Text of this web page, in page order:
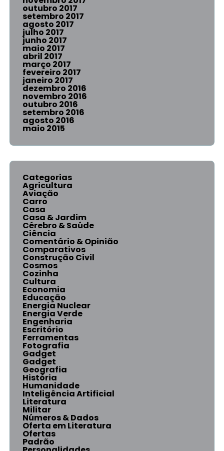
outubro 2017
setembro 2017
agosto 2017
julho 2017
junho 2017
maio 2017
abril 2017
março 2017
fevereiro 2017
janeiro 2017
dezembro 2016
novembro 2016
outubro 2016
setembro 2016
agosto 2016
maio 2015
Categorias
Agricultura
Aviação
Carro
Casa
Casa & Jardim
Cérebro & Saúde
Ciência
Comentário & Opinião
Comparativos
Construção Civil
Cosmos
Cozinha
Cultura
Economia
Educação
Energia Nuclear
Energia Verde
Engenharia
Escritório
Ferramentas
Fotografia
Gadget
Gadget
Geografia
História
Humanidade
Inteligência Artificial
Literatura
Militar
Números & Dados
Oferta em Literatura
Ofertas
Padrão